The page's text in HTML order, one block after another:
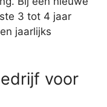
3 tot 4 jaar
jaarlijks
voor